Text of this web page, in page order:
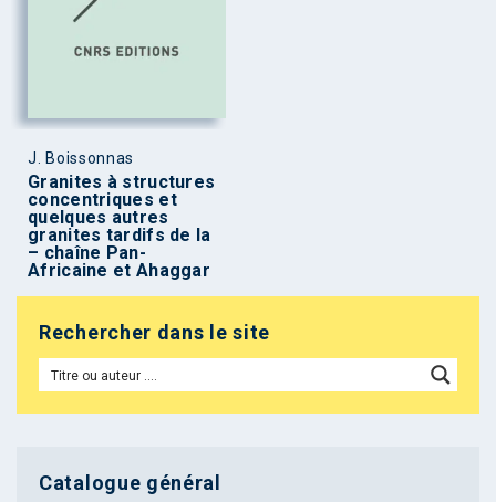
J. Boissonnas
Granites à structures
concentriques et
quelques autres
granites tardifs de la
– chaîne Pan-
Africaine et Ahaggar
Rechercher dans le site
Catalogue général